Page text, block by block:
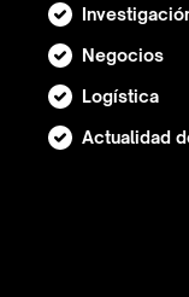
Negocios
Logística
Actualidad